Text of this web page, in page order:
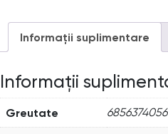
Informații suplimentare
Informații
Greutate